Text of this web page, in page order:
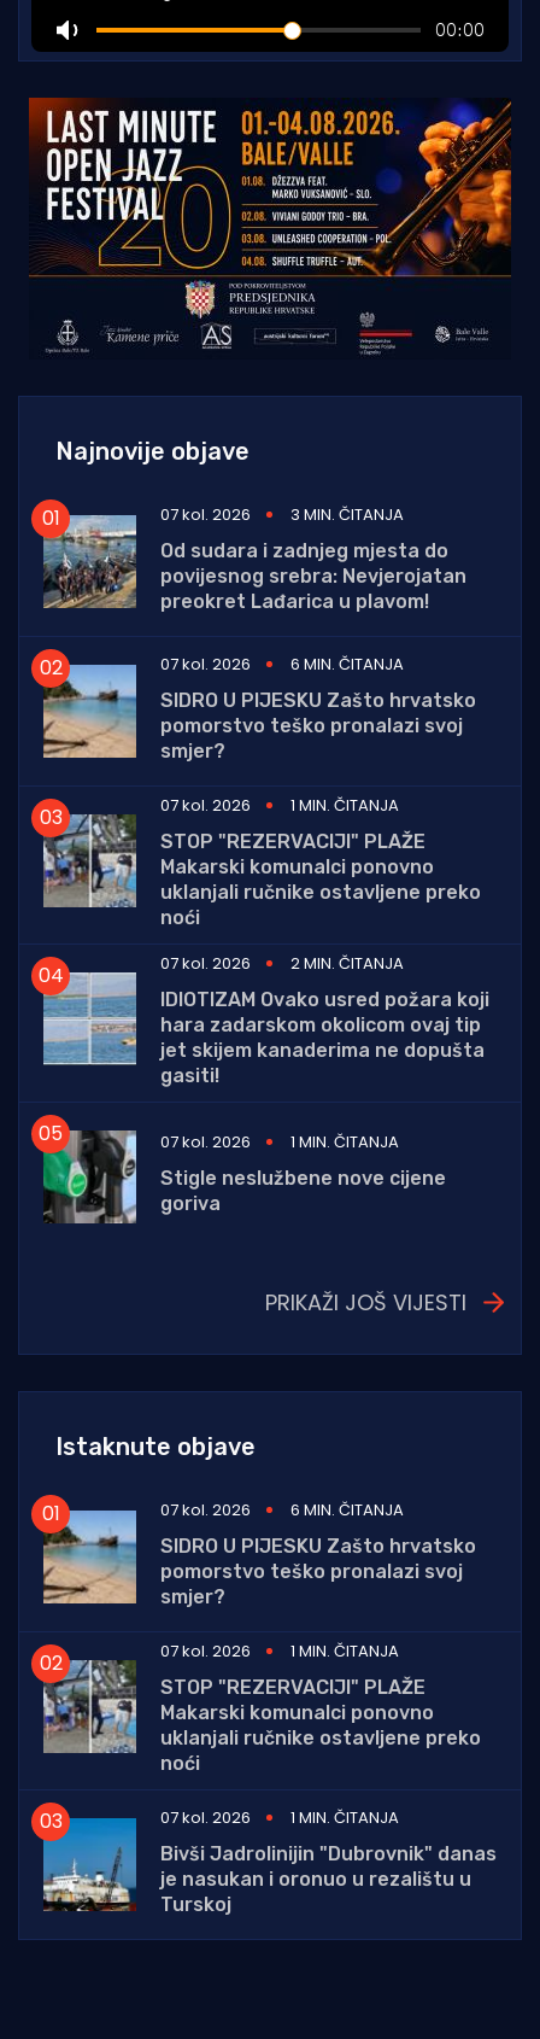
Najnovije objave
07 kol. 2026
3 MIN. ČITANJA
Od sudara i zadnjeg mjesta do
povijesnog srebra: Nevjerojatan
preokret Lađarica u plavom!
07 kol. 2026
6 MIN. ČITANJA
SIDRO U PIJESKU Zašto hrvatsko
pomorstvo teško pronalazi svoj
smjer?
07 kol. 2026
1 MIN. ČITANJA
STOP "REZERVACIJI" PLAŽE
Makarski komunalci ponovno
uklanjali ručnike ostavljene preko
noći
07 kol. 2026
2 MIN. ČITANJA
IDIOTIZAM Ovako usred požara koji
hara zadarskom okolicom ovaj tip
jet skijem kanaderima ne dopušta
gasiti!
07 kol. 2026
1 MIN. ČITANJA
Stigle neslužbene nove cijene
goriva
PRIKAŽI JOŠ VIJESTI
Istaknute objave
07 kol. 2026
6 MIN. ČITANJA
SIDRO U PIJESKU Zašto hrvatsko
pomorstvo teško pronalazi svoj
smjer?
07 kol. 2026
1 MIN. ČITANJA
STOP "REZERVACIJI" PLAŽE
Makarski komunalci ponovno
uklanjali ručnike ostavljene preko
noći
07 kol. 2026
1 MIN. ČITANJA
Bivši Jadrolinijin "Dubrovnik" danas
je nasukan i oronuo u rezalištu u
Turskoj